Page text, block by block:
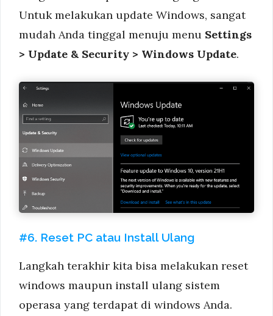
Untuk melakukan update Windows, sangat
mudah Anda tinggal menuju menu Settings
> Update & Security > Windows Update.
#6. Reset PC atau Install Ulang
Langkah terakhir kita bisa melakukan reset
windows maupun install ulang sistem
operasa yang terdapat di windows Anda.